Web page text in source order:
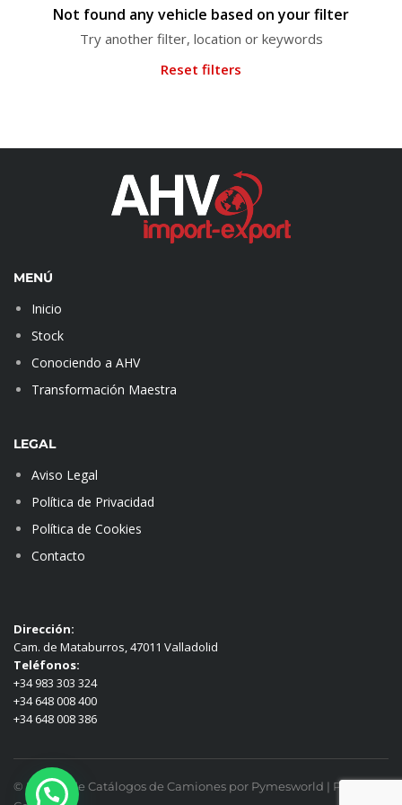
Not found any vehicle based on your filter
Try another filter, location or keywords
Reset filters
MENÚ
Inicio
Stock
Conociendo a AHV
Transformación Maestra
LEGAL
Aviso Legal
Política de Privacidad
Política de Cookies
Contacto
Dirección:
Cam. de Mataburros, 47011 Valladolid
Teléfonos:
+34 983 303 324
+34 648 008 400
+34 648 008 386
© Diseño de Catálogos de Camiones por Pymesworld | Panel de